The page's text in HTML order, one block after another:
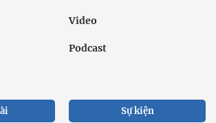
Video
Podcast
Sự kiện